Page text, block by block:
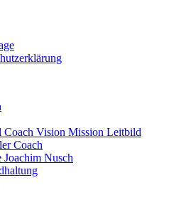
Coach Vision Mission Leitbild
Coach
Joachim Nusch